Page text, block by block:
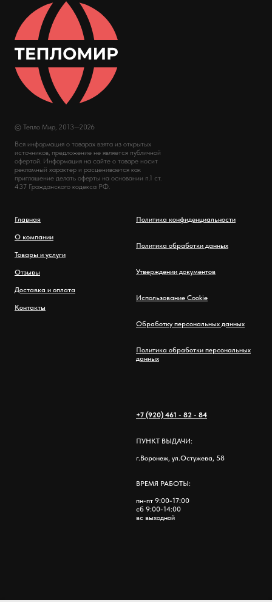
© Тепло Мир, 2013—2026
Вся информация о товарах взята из открытых
источников, предложение не является публичной
офертой. Информация на сайте о товаре носит
рекламный характер и расценивается как
приглашение делать оферты на основании п.1 ст.
437 Гражданского кодекса РФ.
Главная
О компании
Товары и услуги
Отзывы
Доставка и оплата
Контакты
Политика конфиденциальности
Политика обработки данных
Утверждении документов
Использование Cookie
Обработку персональных данных
Политика обработки персональных
данных
+7 (920) 461 - 82 - 84
ПУНКТ ВЫДАЧИ:
г.Воронеж, ул.Остужева, 58
ВРЕМЯ РАБОТЫ:
пн-пт 9:00-17:00
сб 9:00-14:00
вс выходной